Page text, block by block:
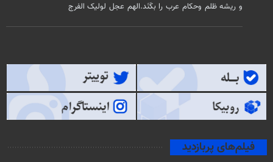
و ریشه ظلم وحکام عرب را بکَنَد.الهم عجل لولیک الفرج
فیلم‌های پربازدید